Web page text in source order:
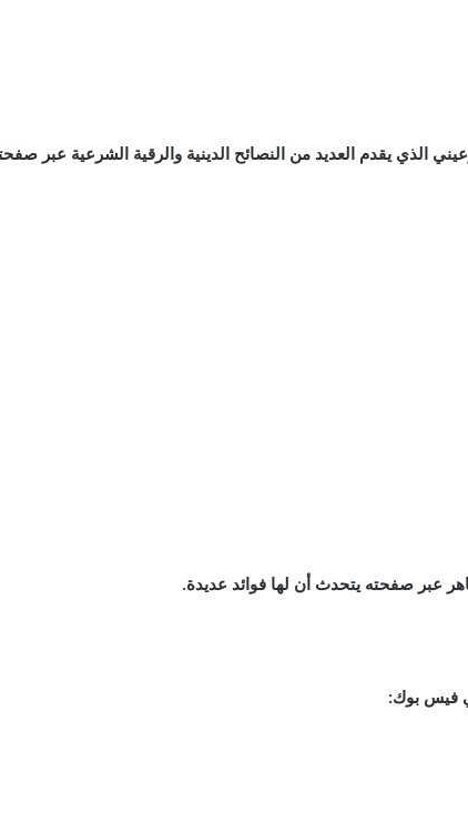
الذي يقدم العديد من النصائح الدينية والرقية الشرعية عبر
عبر صفحته يتحدث أن لها فوائد عديدة.
فيس بوك: